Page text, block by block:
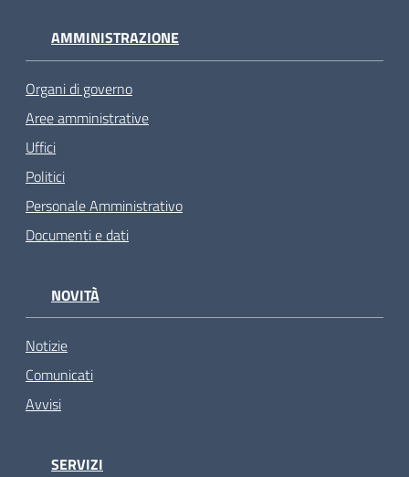
AMMINISTRAZIONE
Organi di governo
Aree amministrative
Uffici
Politici
Personale Amministrativo
Documenti e dati
NOVITÀ
Notizie
Comunicati
Avvisi
SERVIZI